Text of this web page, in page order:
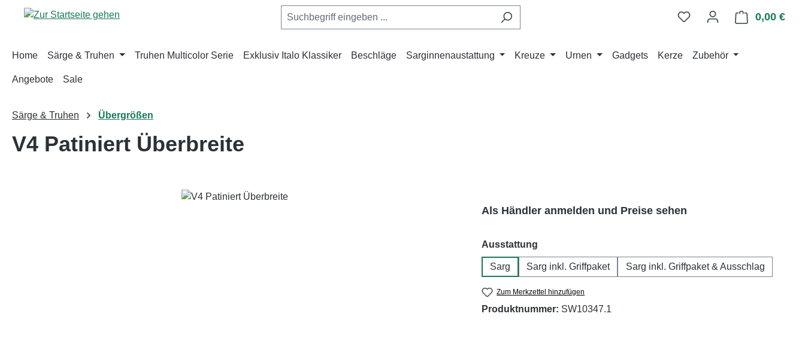
Hauptinhalt springen
Zur Suche springen
Zur Hauptnavigation springen 0,00 €
Home Särge & Truhen Truhen Multicolor Serie Exklusiv Italo Klassiker Beschläge Sarginnenaustattung Kreuze Urnen Gadgets Kerze Zubehör
Angebote Sale
Särge & Truhen Übergrößen
V4 Patiniert Überbreite
Als Händler anmelden und Preise sehen
Ausstattung
Sarg Sarg inkl. Griffpaket Sarg inkl. Griffpaket & Ausschlag
Zum Merkzettel hinzufügen
Produktnummer: SW10347.1